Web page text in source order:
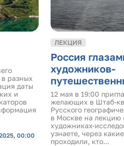
в разных
даты
и
00:00
ЛЕКЦИЯ
Россия
художников-
12 мая в 19:00
желающих в Штаб-
Русского
в Москве на лекцию
художниках-
узнаете, через
проходили, кто...